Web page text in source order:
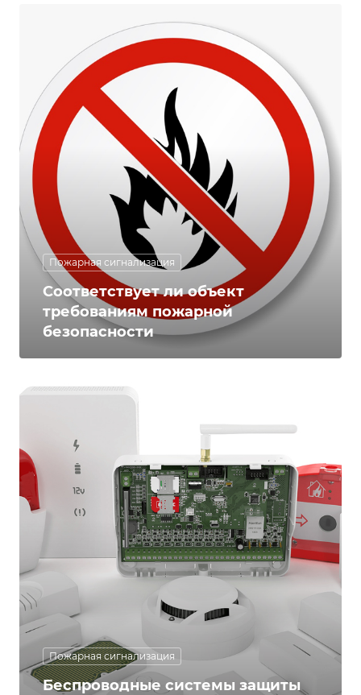
Пожарная сигнализация
Соответствует ли объект
требованиям пожарной
безопасности
Пожарная сигнализация
Беспроводные системы защиты